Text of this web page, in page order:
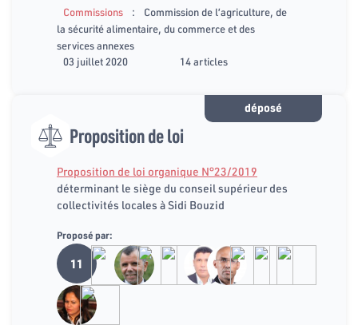
Commissions :
Commission de l’agriculture, de
la sécurité alimentaire, du commerce et des
services annexes
03 juillet 2020
14 articles
déposé
Proposition de loi
Proposition de loi organique N°23/2019
déterminant le siège du conseil supérieur des
collectivités locales à Sidi Bouzid
Proposé par:
11